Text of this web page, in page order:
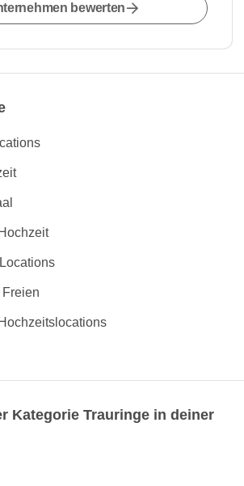
bewerten
Kategorie Trauringe in deiner